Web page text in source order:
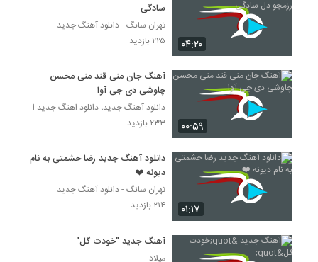
۰۴:۲۰
سادگی
تهران سانگ - دانلود آهنگ جدید
۲۲۵ بازدید
۰۰:۵۹
آهنگ جان منی قند منی محسن
چاوشی دی جی آوا
دانلود آهنگ جدید، دانلود اهنگ جدید ایرانی
۲۳۳ بازدید
۰۱:۱۷
دانلود آهنگ جدید رضا حشمتی به نام
دیونه ❤️
تهران سانگ - دانلود آهنگ جدید
۲۱۴ بازدید
آهنگ جدید "خودت گل"
میلاد